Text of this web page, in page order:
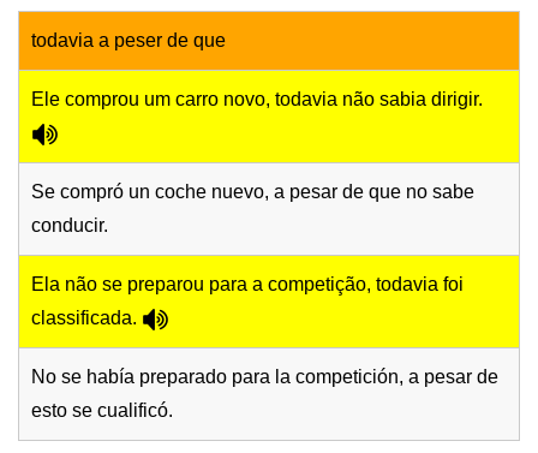
todavia a peser de que
Ele comprou um carro novo, todavia não sabia dirigir.
Se compró un coche nuevo, a pesar de que no sabe
conducir.
Ela não se preparou para a competição, todavia foi
classificada.
No se había preparado para la competición, a pesar de
esto se cualificó.